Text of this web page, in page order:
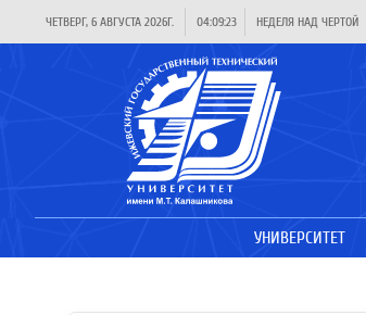
ЧЕТВЕРГ, 6 АВГУСТА 2026Г. 04:09:23 НЕДЕЛЯ НАД ЧЕРТОЙ
УНИВЕРСИТЕТ